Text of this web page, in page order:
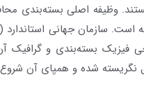
وظیفه اصلی بسته‌بندی
فیزیک بسته‌بندی و
شده و همپای آن شروع